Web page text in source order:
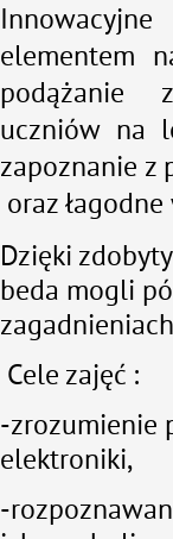
elementem
podążanie
uczniów na
zapoznanie z
oraz
Dzięki
beda mogli
Cele zajęć :
-zrozumienie
elektroniki,
-